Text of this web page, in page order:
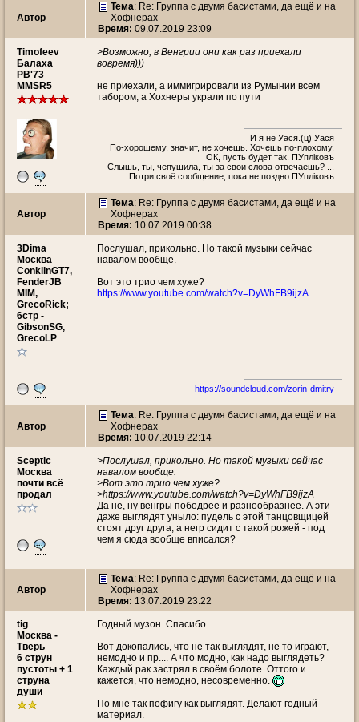
Автор
Тема: Re: Группа с двумя басистами, да ещё и на
Хофнерах
Время: 09.07.2019 23:09
Timofeev
Балаха
PB'73
MMSR5
>Возможно, в Венгрии они как раз приехали
вовремя)))
не приехали, а иммигрировали из Румынии всем
табором, а Хохнеры украли по пути
И я не Уася.(ц) Уася
По-хорошему, значит, не хочешь. Хочешь по-плохому.
ОК, пусть будет так. ПУплiковъ
Слышь, ты, чепушила, ты за свои слова отвечаешь? ...
Потри своё сообщение, пока не поздно.ПУплiковъ
Автор
Тема: Re: Группа с двумя басистами, да ещё и на
Хофнерах
Время: 10.07.2019 00:38
3Dima
Москва
ConklinGT7,
FenderJB
MIM,
GrecoRick;
6стр -
GibsonSG,
GrecoLP
Послушал, прикольно. Но такой музыки сейчас
навалом вообще.
Вот это трио чем хуже?
https://www.youtube.com/watch?v=DyWhFB9ijzA
https://soundcloud.com/zorin-dmitry
Автор
Тема: Re: Группа с двумя басистами, да ещё и на
Хофнерах
Время: 10.07.2019 22:14
Scеptic
Москва
почти всё
продал
>Послушал, прикольно. Но такой музыки сейчас
навалом вообще.
>Вот это трио чем хуже?
>https://www.youtube.com/watch?v=DyWhFB9ijzA
Да не, ну венгры пободрее и разнообразнее. А эти
даже выглядят уныло: пудель с этой танцовщицей
стоят друг друга, а негр сидит с такой рожей - под
чем я сюда вообще вписался?
Автор
Тема: Re: Группа с двумя басистами, да ещё и на
Хофнерах
Время: 13.07.2019 23:22
tig
Москва -
Тверь
6 струн
пустоты + 1
струна
души
Годный музон. Спасибо.
Вот докопались, что не так выглядят, не то играют,
немодно и пр.... А что модно, как надо выглядеть?
Каждый рак застрял в своём болоте. Оттого и
кажется, что немодно, несовременно.
По мне так пофигу как выглядят. Делают годный
материал.